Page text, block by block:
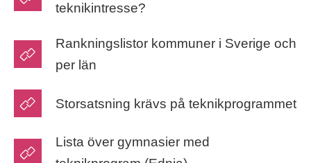
teknikintresse?
Rankningslistor kommuner i Sverige och
per län
Storsatsning krävs på teknikprogrammet
Lista över gymnasier med